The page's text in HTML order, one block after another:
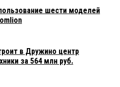
шести моделей
в Дружино центр
за 564 млн руб.